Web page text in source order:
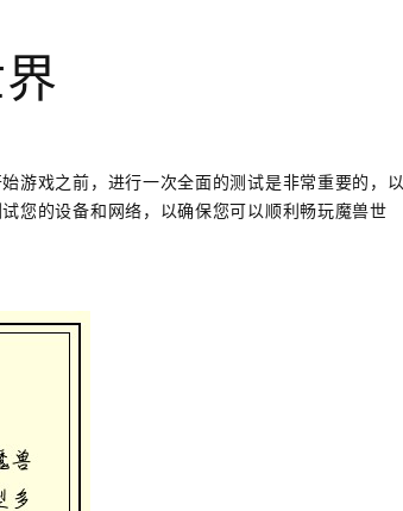
游戏之前，进行一次全面的测试是非常重要的，以
您的设备和网络，以确保您可以顺利畅玩魔兽世